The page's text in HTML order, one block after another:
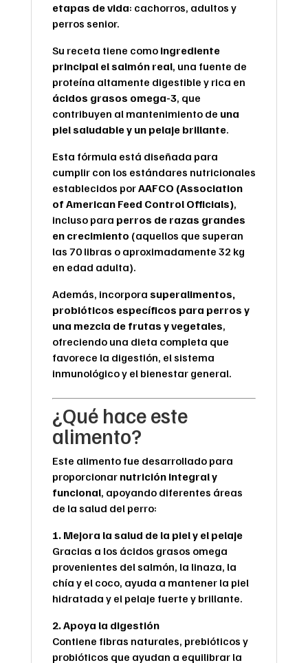
etapas de vida: cachorros, adultos y
perros senior.
Su receta tiene como ingrediente
principal el salmón real, una fuente de
proteína altamente digestible y rica en
ácidos grasos omega-3, que
contribuyen al mantenimiento de una
piel saludable y un pelaje brillante.
Esta fórmula está diseñada para
cumplir con los estándares nutricionales
establecidos porAAFCO (Association
of American Feed Control Officials),
incluso para perros de razas grandes
en crecimiento (aquellos que superan
las 70 libras o aproximadamente 32 kg
en edad adulta).
Además, incorpora superalimentos,
probióticos específicos para perros y
una mezcla de frutas y vegetales,
ofreciendo una dieta completa que
favorece la digestión, el sistema
inmunológico y el bienestar general.
¿Qué hace este
alimento?
Este alimento fue desarrollado para
proporcionar nutrición integral y
funcional, apoyando diferentes áreas
de la salud del perro:
1. Mejora la salud de la piel y el pelaje
Gracias a los ácidos grasos omega
provenientes del salmón, la linaza, la
chía y el coco, ayuda a mantener la piel
hidratada y el pelaje fuerte y brillante.
2. Apoya la digestión
Contiene fibras naturales, prebióticos y
probióticos que ayudan a equilibrar la